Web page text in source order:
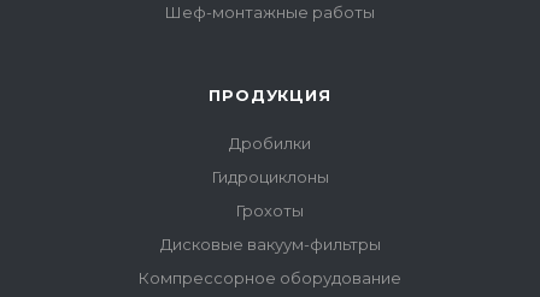
Шеф-монтажные работы
ПРОДУКЦИЯ
Дробилки
Гидроциклоны
Грохоты
Дисковые вакуум-фильтры
Компрессорное оборудование